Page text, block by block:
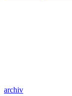
archiv